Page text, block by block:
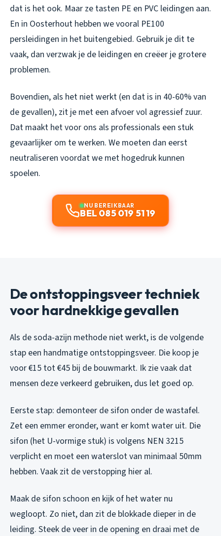
dat is het ook. Maar ze tasten PE en PVC leidingen aan.
En in Oosterhout hebben we vooral PE100
persleidingen in het buitengebied. Gebruik je dit te
vaak, dan verzwak je de leidingen en creëer je grotere
problemen.
Bovendien, als het niet werkt (en dat is in 40-60% van
de gevallen), zit je met een afvoer vol agressief zuur.
Dat maakt het voor ons als professionals een stuk
gevaarlijker om te werken. We moeten dan eerst
neutraliseren voordat we met hogedruk kunnen
spoelen.
NU BEREIKBAAR
BEL 085 019 51 19
De ontstoppingsveer techniek
voor hardnekkige gevallen
Als de soda-azijn methode niet werkt, is de volgende
stap een handmatige ontstoppingsveer. Die koop je
voor €15 tot €45 bij de bouwmarkt. Ik zie vaak dat
mensen deze verkeerd gebruiken, dus let goed op.
Eerste stap: demonteer de sifon onder de wastafel.
Zet een emmer eronder, want er komt water uit. Die
sifon (het U-vormige stuk) is volgens NEN 3215
verplicht en moet een waterslot van minimaal 50mm
hebben. Vaak zit de verstopping hier al.
Maak de sifon schoon en kijk of het water nu
wegloopt. Zo niet, dan zit de blokkade dieper in de
leiding. Steek de veer in de opening en draai met de